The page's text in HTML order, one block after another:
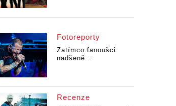
Fotoreporty
Zatímco fanoušci
nadšeně...
Recenze